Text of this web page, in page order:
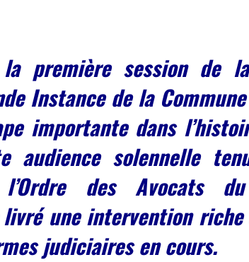
la première session de
Instance de la
importante dans
audience solennelle
des Avocats
livré une intervention
judiciaires en cours.